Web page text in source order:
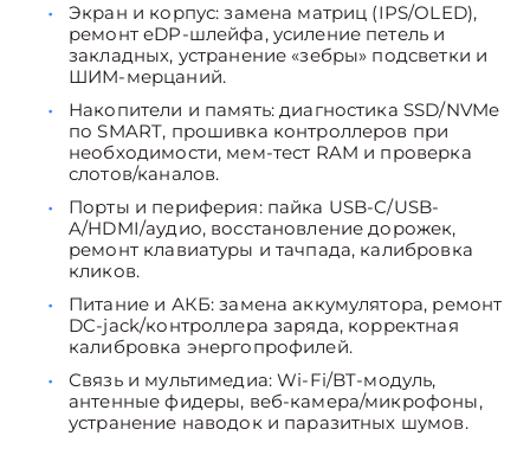
Экран и корпус: замена матриц (IPS/OLED),
ремонт eDP-шлейфа, усиление петель и
закладных, устранение «зебры» подсветки и
ШИМ-мерцаний.
Накопители и память: диагностика SSD/NVMe
по SMART, прошивка контроллеров при
необходимости, мем-тест RAM и проверка
слотов/каналов.
Порты и периферия: пайка USB-C/USB-
A/HDMI/аудио, восстановление дорожек,
ремонт клавиатуры и тачпада, калибровка
кликов.
Питание и АКБ: замена аккумулятора, ремонт
DC-jack/контроллера заряда, корректная
калибровка энергопрофилей.
Связь и мультимедиа: Wi-Fi/BT-модуль,
антенные фидеры, веб-камера/микрофоны,
устранение наводок и паразитных шумов.